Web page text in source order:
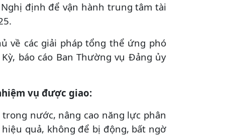
định để vận hành trung tâm tài
về các giải pháp tổng thể ứng phó
báo cáo Ban Thường vụ Đảng ủy
vụ được giao:
nước, nâng cao năng lực phân
quả, không để bị động, bất ngờ